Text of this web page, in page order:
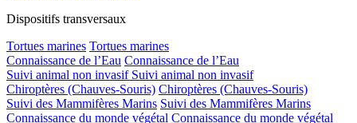
Dispositifs transversaux
Tortues marines Tortues marines
Connaissance de l’Eau Connaissance de l’Eau
Suivi animal non invasif Suivi animal non invasif
Chiroptères (Chauves-Souris) Chiroptères (Chauves-Souris)
Suivi des Mammifères Marins Suivi des Mammifères Marins
Connaissance du monde végétal Connaissance du monde végétal